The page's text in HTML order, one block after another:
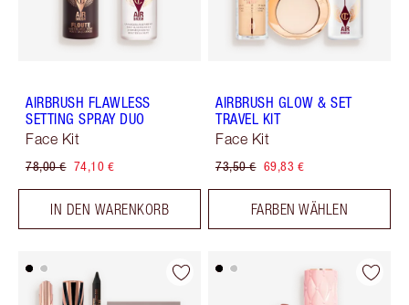
AIRBRUSH FLAWLESS
SETTING SPRAY DUO
Face Kit
78,00 € 74,10 €
IN DEN WARENKORB
AIRBRUSH GLOW & SET
TRAVEL KIT
Face Kit
73,50 € 69,83 €
FARBEN WÄHLEN